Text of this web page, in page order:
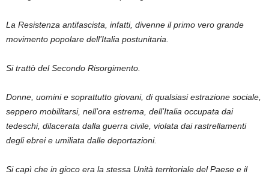
La Resistenza antifascista, infatti, divenne il primo vero grande
movimento popolare dell’Italia postunitaria.
Si trattò del Secondo Risorgimento.
Donne, uomini e soprattutto giovani, di qualsiasi estrazione sociale,
seppero mobilitarsi, nell’ora estrema, dell’Italia occupata dai
tedeschi, dilacerata dalla guerra civile, violata dai rastrellamenti
degli ebrei e umiliata dalle deportazioni.
Si capì che in gioco era la stessa Unità territoriale del Paese e il